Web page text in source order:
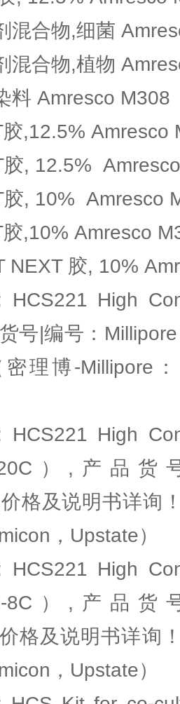
混合物,细菌
混合物,植物
料 Amresco M308
,12.5% Amresco
, 12.5%
胶, 10% Amresco
,10% Amresco
NEXT 胶, 10%
HCS221 High
号|编号：
理博-Millipore
HCS221 High
）,产品货
格及说明书详询
，Upstate）
HCS221 High
8C）,产品货
格及说明书详询
，Upstate）